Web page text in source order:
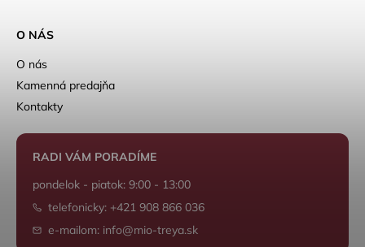
O NÁS
O nás
Kamenná predajňa
Kontakty
RADI VÁM PORADÍME
pondelok - piatok: 9:00 - 13:00
telefonicky: +421 908 866 036
e-mailom: info@mio-treya.sk